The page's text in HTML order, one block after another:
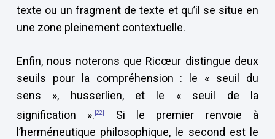
texte ou un fragment de texte et qu’il se situe en
une zone pleinement contextuelle.
Enfin, nous noterons que Ricœur distingue deux
seuils pour la compréhension : le « seuil du
sens », husserlien, et le « seuil de la
signification ». [22]
Si le premier renvoie à
l’herméneutique philosophique, le second est le